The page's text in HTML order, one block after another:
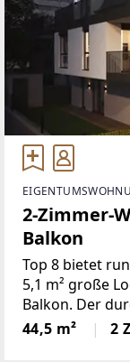
2-Zimmer-
Balkon
Top 8 bietet
5,1 m² große
Balkon. Der
Zimmer und
gut nutzbaren
44,5 m² 2